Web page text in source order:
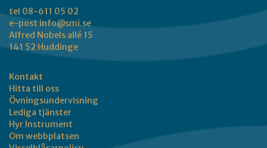
tel 08-611 05 02
e-postinfo@smi.se
Alfred Nobels allé 15
141 52 Huddinge
Kontakt
Hitta till oss
Övningsundervisning
Lediga tjänster
Hyr Instrument
Om webbplatsen